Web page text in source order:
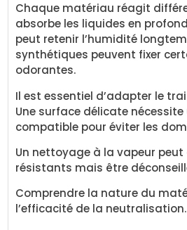
Chaque matériau réagit
absorbe les liquides en
peut retenir l’humidité
synthétiques peuvent fixer
odorantes.
Il est essentiel d’adapter le
Une surface délicate
compatible pour éviter les
Un nettoyage à la vapeur
résistants mais être
Comprendre la nature du
l’efficacité de la neutralisation.